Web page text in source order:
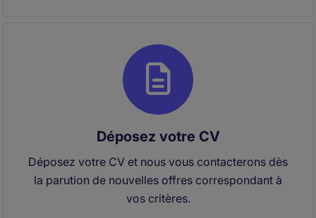
Déposez votre CV
Déposez votre CV et nous vous contacterons dès
la parution de nouvelles offres correspondant à
vos critères.